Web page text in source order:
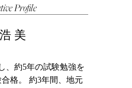
Profile
美
、約5年の試験勉強を
格。 約3年間、地元